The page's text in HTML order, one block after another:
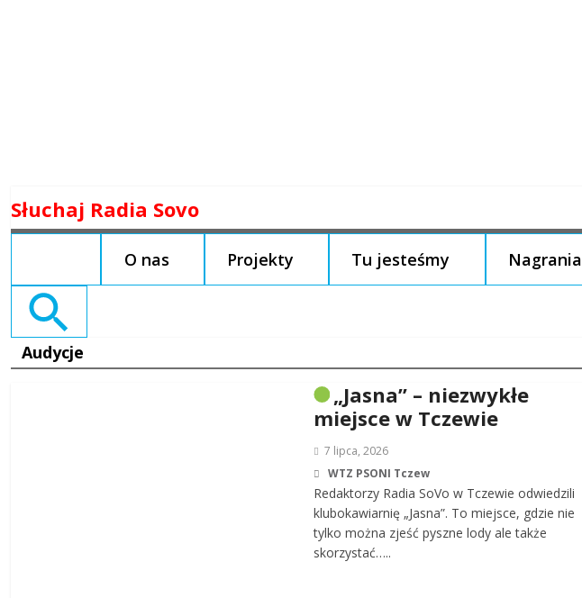
to
Słuchaj Radia Sovo
O nas Projekty Tu jesteśmy Nagrania
Search
Audycje
„Jasna” – niezwykłe
miejsce w Tczewie
7 lipca, 2026
WTZ PSONI Tczew
Redaktorzy Radia SoVo w Tczewie odwiedzili
klubokawiarnię „Jasna”. To miejsce, gdzie nie
tylko można zjeść pyszne lody ale także
skorzystać…..